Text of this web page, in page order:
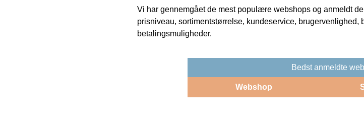
Vi har gennemgået de mest populære webshops og anmeldt
prisniveau, sortimentstørrelse, kundeservice, brugervenlighed,
betalingsmuligheder.
Bedst anmeldte
Webshop